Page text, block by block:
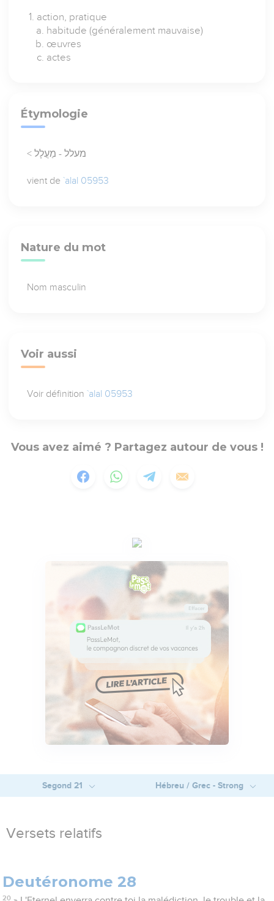
action, pratique
habitude (généralement mauvaise)
œuvres
actes
Étymologie
< מעלל - מַעֲלָל
vient de`alal 05953
Nature du mot
Nom masculin
Voir aussi
Voir définition`alal 05953
Vous avez aimé ? Partagez autour de vous !
Segond 21 Hébreu / Grec - Strong
Versets relatifs
Deutéronome 28
20